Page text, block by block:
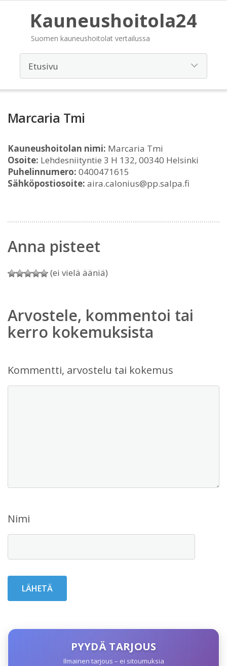
Kauneushoitola24
Suomen kauneushoitolat vertailussa
Marcaria Tmi
Kauneushoitolan nimi: Marcaria Tmi
Osoite: Lehdesniityntie 3 H 132, 00340 Helsinki
Puhelinnumero: 0400471615
Sähköpostiosoite: aira.calonius@pp.salpa.fi
Anna pisteet
(ei vielä ääniä)
Arvostele, kommentoi tai
kerro kokemuksista
Kommentti, arvostelu tai kokemus
Nimi
PYYDÄ TARJOUS
Ilmainen tarjous – ei sitoumuksia